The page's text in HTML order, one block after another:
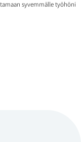
syvemmälle työhöni